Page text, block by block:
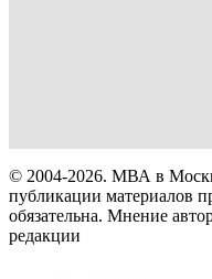
© 2004-2026. МВА в
публикации материалов
обязательна. Мнение
редакции